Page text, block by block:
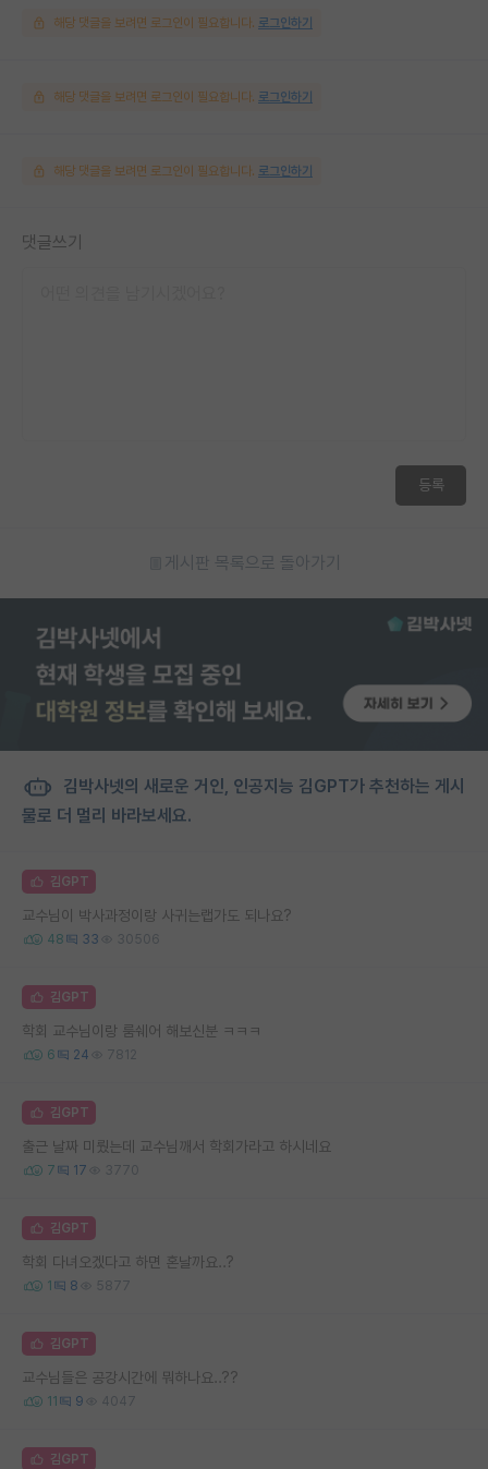
해당 댓글을 보려면 로그인이 필요합니다. 로그인하기
해당 댓글을 보려면 로그인이 필요합니다. 로그인하기
해당 댓글을 보려면 로그인이 필요합니다. 로그인하기
댓글쓰기
등록
게시판 목록으로 돌아가기
김박사넷의 새로운 거인, 인공지능 김GPT가 추천하는 게시
물로 더 멀리 바라보세요.
김GPT
교수님이 박사과정이랑 사귀는랩가도 되나요?
48 33 30506
김GPT
학회 교수님이랑 룸쉐어 해보신분 ㅋㅋㅋ
6 24 7812
김GPT
출근 날짜 미뤘는데 교수님깨서 학회가라고 하시네요
7 17 3770
김GPT
학회 다녀오겠다고 하면 혼날까요..?
1 8 5877
김GPT
교수님들은 공강시간에 뭐하나요..??
11 9 4047
김GPT